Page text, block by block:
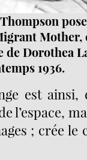
Mother,
de Dorothea
1936.
est ainsi,
l’espace,
; crée le